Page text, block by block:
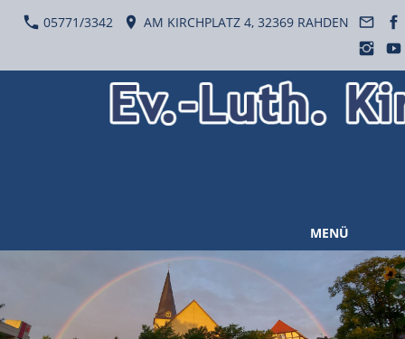
05771/3342 AM KIRCHPLATZ 4, 32369 RAHDEN
MENÜ